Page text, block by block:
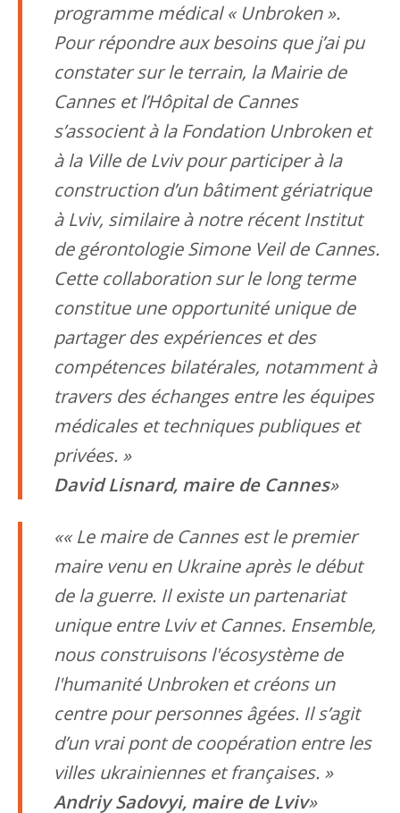
programme médical « Unbroken ».
Pour répondre aux besoins que j’ai pu
constater sur le terrain, la Mairie de
Cannes et l’Hôpital de Cannes
s’associent à la Fondation Unbroken et
à la Ville de Lviv pour participer à la
construction d’un bâtiment gériatrique
à Lviv, similaire à notre récent Institut
de gérontologie Simone Veil de Cannes.
Cette collaboration sur le long terme
constitue une opportunité unique de
partager des expériences et des
compétences bilatérales, notamment à
travers des échanges entre les équipes
médicales et techniques publiques et
privées. »
David Lisnard, maire de Cannes
« Le maire de Cannes est le premier
maire venu en Ukraine après le début
de la guerre. Il existe un partenariat
unique entre Lviv et Cannes. Ensemble,
nous construisons l'écosystème de
l'humanité Unbroken et créons un
centre pour personnes âgées. Il s’agit
d’un vrai pont de coopération entre les
villes ukrainiennes et françaises. »
Andriy Sadovyi, maire de Lviv